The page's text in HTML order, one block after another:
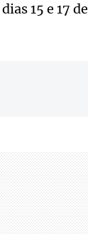
15 e 17 de